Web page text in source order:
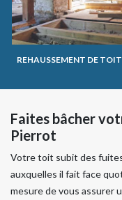
REHAUSSEMENT DE
Faites bâcher
Pierrot
Votre toit subit des
auxquelles il fait face
mesure de vous assurer